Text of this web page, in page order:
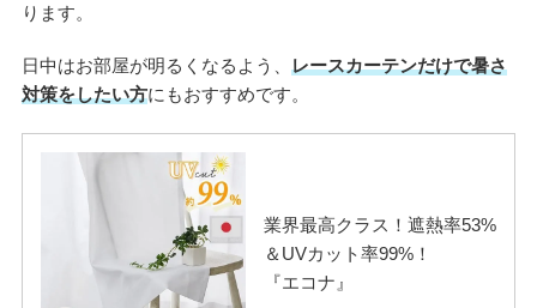
ります。
日中はお部屋が明るくなるよう、 レースカーテンだけで暑さ
対策をしたい方にもおすすめです。
業界最高クラス！遮熱率53%
＆UVカット率99%！
『エコナ』